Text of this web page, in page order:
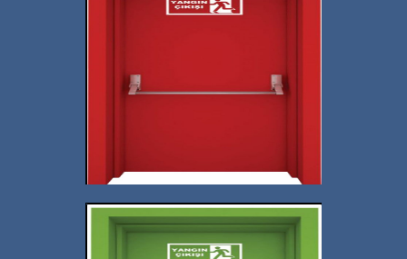
İstanbul Ucuz Yangın
Kapısı Sayfası